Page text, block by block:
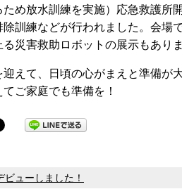
ため放水訓練を実施）応急救護所
除訓練などが行われました。会場
る災害救助ロボットの展示もあり
迎えて、日頃の心がまえと準備が
ご家庭でも準備を！
ビューしました！